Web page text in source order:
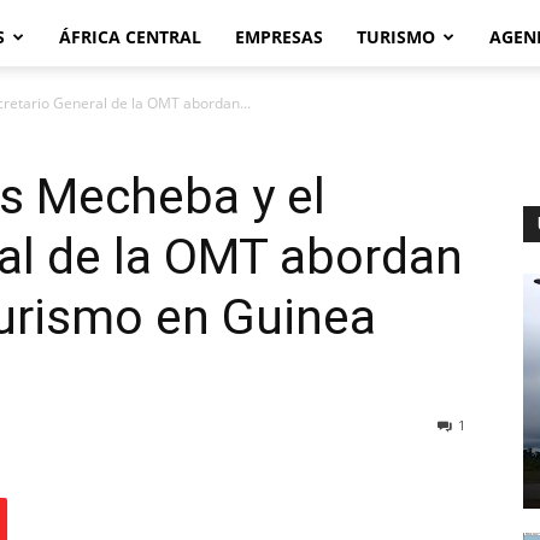
ÁFRICA CENTRAL EMPRESAS TURISMO
General de la OMT abordan...
Mecheba y el
de la OMT abordan
en Guinea
1